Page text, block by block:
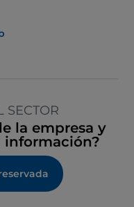
SECTOR
la empresa y
información?